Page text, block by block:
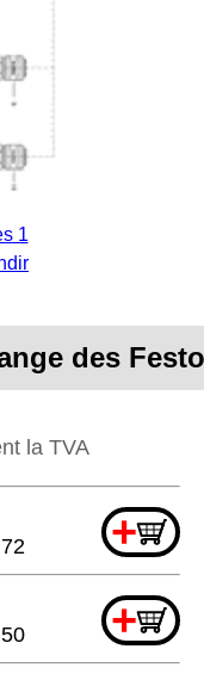
1
des
la TVA
+
+